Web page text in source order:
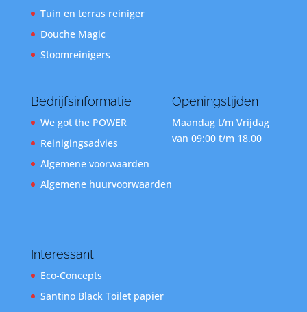
Tuin en terras reiniger
Douche Magic
Stoomreinigers
Bedrijfsinformatie
We got the POWER
Reinigingsadvies
Algemene voorwaarden
Algemene huurvoorwaarden
Openingstijden
Maandag t/m Vrijdag
van 09:00 t/m 18.00
Interessant
Eco-Concepts
Santino Black Toilet papier